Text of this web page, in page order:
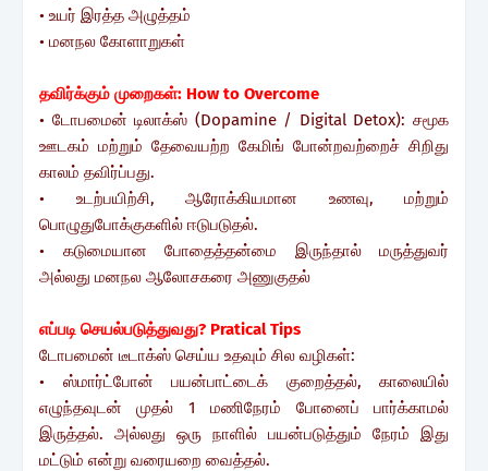
• உயர் இரத்த அழுத்தம்
• மனநல கோளாறுகள்
தவிர்க்கும் முறைகள்: How to Overcome
• டோபமைன் டிலாக்ஸ் (Dopamine / Digital Detox): சமூக
ஊடகம் மற்றும் தேவையற்ற கேமிங் போன்றவற்றைச் சிறிது
காலம் தவிர்ப்பது.
• உடற்பயிற்சி, ஆரோக்கியமான உணவு, மற்றும்
பொழுதுபோக்குகளில் ஈடுபடுதல்.
• கடுமையான போதைத்தன்மை இருந்தால் மருத்துவர்
அல்லது மனநல ஆலோசகரை அணுகுதல்
எப்படி செயல்படுத்துவது? Pratical Tips
டோபமைன் டீடாக்ஸ் செய்ய உதவும் சில வழிகள்:
• ஸ்மார்ட்போன் பயன்பாட்டைக் குறைத்தல், காலையில்
எழுந்தவுடன் முதல் 1 மணிநேரம் போனைப் பார்க்காமல்
இருத்தல். அல்லது ஒரு நாளில் பயன்படுத்தும் நேரம் இது
மட்டும் என்று வரையறை வைத்தல்.